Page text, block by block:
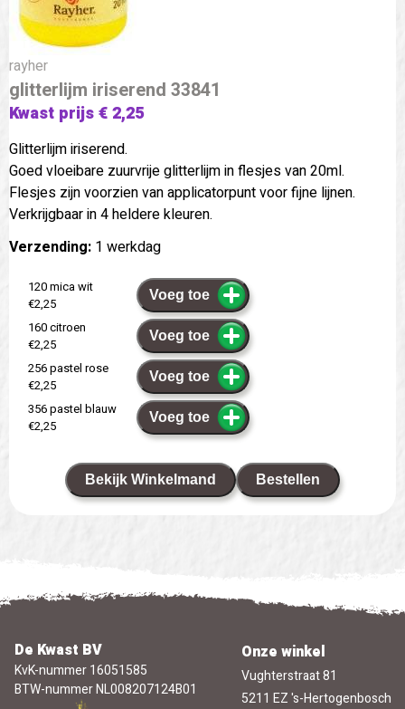
rayher
glitterlijm iriserend 33841
Kwast prijs € 2,25
Glitterlijm iriserend.
Goed vloeibare zuurvrije glitterlijm in flesjes van 20ml.
Flesjes zijn voorzien van applicatorpunt voor fijne lijnen.
Verkrijgbaar in 4 heldere kleuren.
Verzending: 1 werkdag
120 mica wit
€2,25
Voeg toe
160 citroen
€2,25
Voeg toe
256 pastel rose
€2,25
Voeg toe
356 pastel blauw
€2,25
Voeg toe
Bekijk Winkelmand Bestellen
De Kwast BV
KvK-nummer 16051585
BTW-nummer NL008207124B01
Onze winkel
Vughterstraat 81
5211 EZ 's-Hertogenbosch